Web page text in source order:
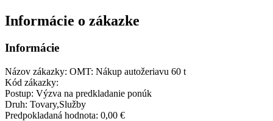
Informácie o zákazke
Informácie
Názov zákazky: OMT: Nákup autožeriavu 60 t
Kód zákazky:
Postup: Výzva na predkladanie ponúk
Druh: Tovary,Služby
Predpokladaná hodnota: 0,00 €